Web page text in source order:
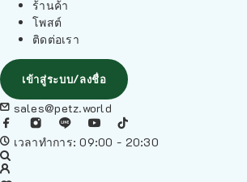
ร้านค้า
โพสต์
ติดต่อเรา
เข้าสู่ระบบ/ลงชื่อ
sales@petz.world
เวลาทำการ: 09:00 - 20:30